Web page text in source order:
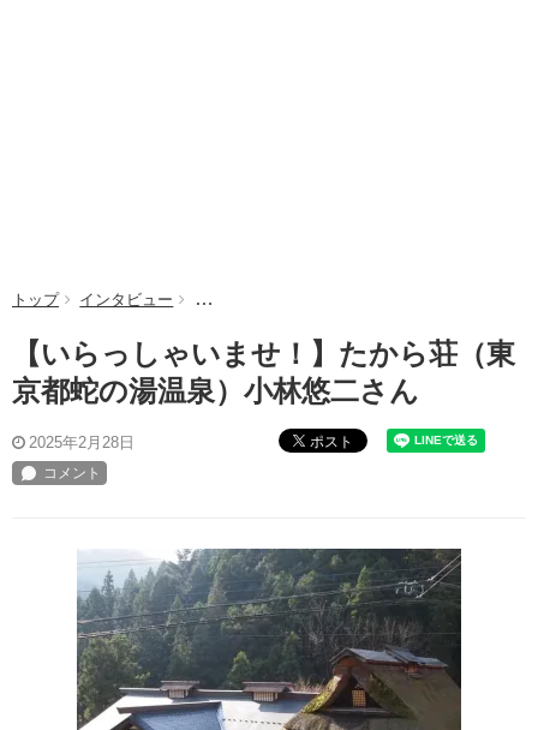
トップ インタビュー 【いらっしゃいませ！】たから荘（東京都蛇の
【いらっしゃいませ！】たから荘（東
京都蛇の湯温泉）小林悠二さん
2025年2月28日 ポスト